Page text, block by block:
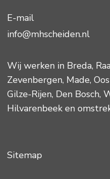
E-mail
info@mhscheiden.nl
Wij werken in Breda,
Zevenbergen, Made,
Gilze-Rijen, Den Bosch,
Hilvarenbeeken
Sitemap